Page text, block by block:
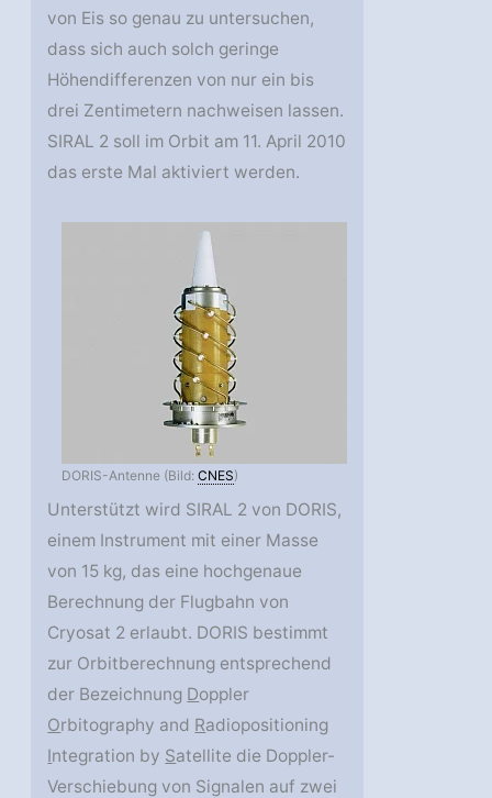
von Eis so genau zu untersuchen,
dass sich auch solch geringe
Höhendifferenzen von nur ein bis
drei Zentimetern nachweisen lassen.
SIRAL 2 soll im Orbit am 11. April 2010
das erste Mal aktiviert werden.
DORIS-Antenne (Bild:CNES)
Unterstützt wird SIRAL 2 von DORIS,
einem Instrument mit einer Masse
von 15 kg, das eine hochgenaue
Berechnung der Flugbahn von
Cryosat 2 erlaubt. DORIS bestimmt
zur Orbitberechnung entsprechend
der Bezeichnung Doppler
Orbitography and Radiopositioning
Integration by Satellite die Doppler-
Verschiebung von Signalen auf zwei